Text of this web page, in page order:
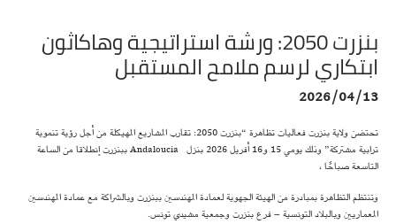
بنزرت 2050: ورشة استراتيجية وهاكاثون
ابتكاري لرسم ملامح المستقبل
2026/04/13
تحتضن ولاية بنزرت فعاليات تظاهرة “بنزرت 2050: تقارب المشاريع المهيكلة من أجل رؤية تنموية
ترابية مشتركة” وذلك يومي 15 و16 أفريل 2026 بنزل Andaloucia ببنزرت إنطلاقا من الساعة
التاسعة صباحًا ،
وتنتظم التظاهرة بمبادرة من الهيئة الجهوية لعمادة المهندسين ببنزرت وبالشراكة مع عمادة المهندسين
المعماريين وبالبلاد التونسية – فرع بنزرت وجمعية مشيدي تونس.